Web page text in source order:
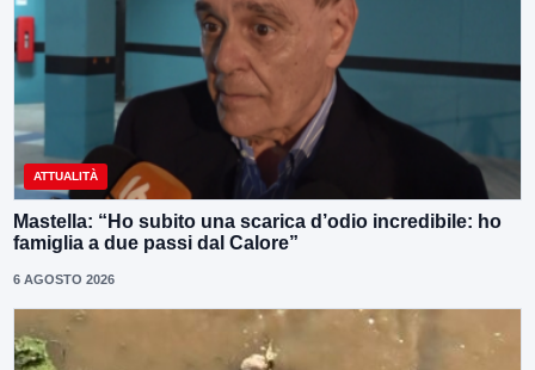
ATTUALITÀ
Mastella: “Ho subito una scarica d’odio incredibile: ho
famiglia a due passi dal Calore”
6 AGOSTO 2026